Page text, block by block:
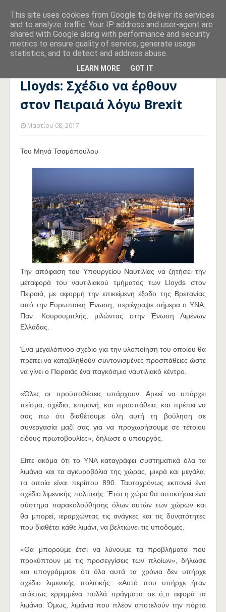
Αρχική σελίδα LLOYDS
Lloyds: Σχέδιο να έρθουν στον
Πειραιά λόγω Brexit
Lloyds: Σχέδιο να έρθουν
στον Πειραιά λόγω Brexit
Μαρτίου 08, 2017
Του Μηνά Τσαμόπουλου
Την απόφαση του Υπουργείου Ναυτιλίας να ζητήσει την
μεταφορά του ναυτιλιακού τμήματος των Lloyds στον
Πειραιά, με αφορμή την επικείμενη έξοδο της Βρετανίας
από την Ευρωπαϊκή Ένωση, περιέγραψε σήμερα ο ΥΝΑ,
Παν. Κουρουμπλής, μιλώντας στην Ένωση Λιμένων
Ελλάδας.
Ένα μεγαλόπνοο σχέδιο για την υλοποίηση του οποίου θα
πρέπει να καταβληθούν συντονισμένες προσπάθειες ώστε
να γίνει ο Πειραιάς ένα παγκόσμιο ναυτιλιακό κέντρο.
«Όλες οι προϋποθέσεις υπάρχουν. Αρκεί να υπάρχει
πείσμα, σχέδιο, επιμονή, και προσπάθεια, και πρέπει να
σας πω ότι διαθέτουμε όλη αυτή τη βούληση σε
συνεργασία μαζί σας για να προχωρήσουμε σε τέτοιου
είδους πρωτοβουλίες», δήλωσε ο υπουργός.
Είπε ακόμα ότι το ΥΝΑ καταγράφει συστηματικά όλα τα
λιμάνια και τα αγκυροβόλια της χώρας, μικρά και μεγάλα,
τα οποία είναι περίπου 890. Ταυτοχρόνως εκπονεί ένα
σχέδιο λιμενικής πολιτικής. Έτσι η χώρα θα αποκτήσει ένα
σύστημα παρακολούθησης όλων αυτών των χώρων και
θα μπορεί, ιεραρχώντας τις ανάγκες και τις δυνατότητες
που διαθέτει κάθε λιμάνι, να βελτιώνει τις υποδομές.
«Θα μπορούμε έτσι να λύνουμε τα προβλήματα που
προκύπτουν με τις προσεγγίσεις των πλοίων», δήλωσε
και υπογράμμισε ότι όλα αυτά τα χρόνια δεν υπήρχε
σχέδιο λιμενικής πολιτικής. «Αυτό που υπήρχε ήταν
ατάκτως ερριμμένα πολλά πράγματα σε ό,τι αφορά τα
λιμάνια. Όμως, λιμάνια που πλέον αποτελούν την πόρτα
This site uses cookies from Google to deliver its services
and to analyze traffic. Your IP address and user-agent are
shared with Google along with performance and security
metrics to ensure quality of service, generate usage
statistics, and to detect and address abuse.
LEARN MORE GOT IT